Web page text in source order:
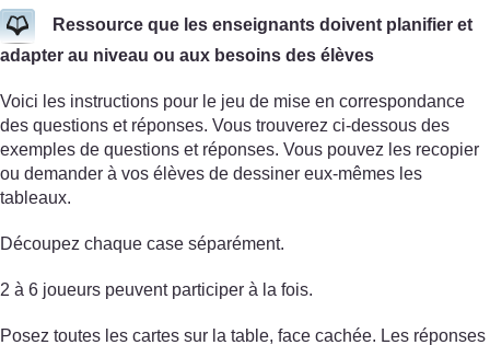
Ressource que les enseignants doivent planifier et
adapter au niveau ou aux besoins des élèves
Voici les instructions pour le jeu de mise en correspondance
des questions et réponses. Vous trouverez ci-dessous des
exemples de questions et réponses. Vous pouvez les recopier
ou demander à vos élèves de dessiner eux-mêmes les
tableaux.
Découpez chaque case séparément.
2 à 6 joueurs peuvent participer à la fois.
Posez toutes les cartes sur la table, face cachée. Les réponses